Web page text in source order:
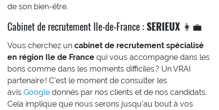
de son bien-être.
Cabinet de recrutement Ile-de-France :SERIEUX 👩‍💼
Vous cherchez un cabinet de recrutement spécialisé
en région Ile de France qui vous accompagne dans les
bons comme dans les moments difficiles ? Un VRAI
partenaire ! C’est le moment de consulter les
avis Google donnés par nos clients et de nos candidats.
Cela implique que nous serons jusqu’au bout à vos